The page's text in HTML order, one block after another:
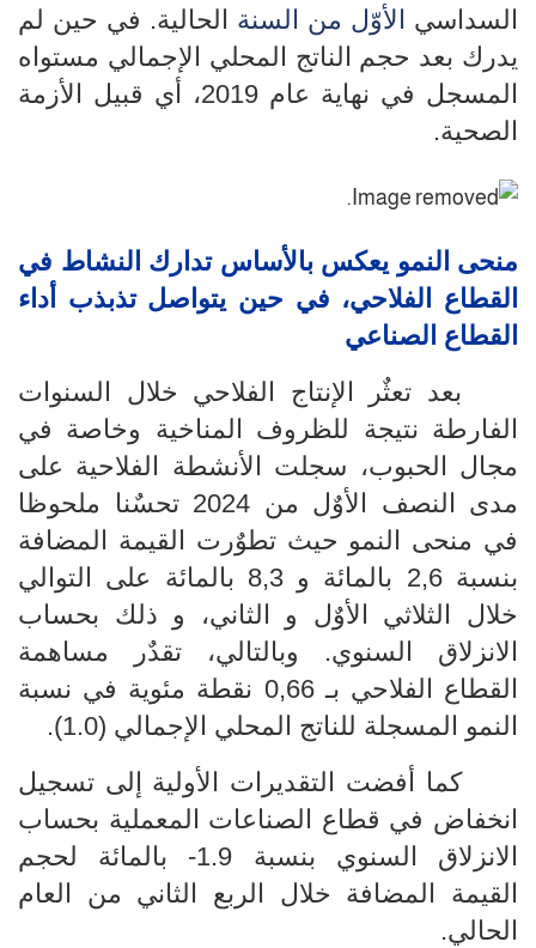
السداسي
الأوّل من السنة الحالية. في حين لم
يدرك بعد حجم الناتج المحلي الإجمالي مستواه
المسجل في نهاية عام 2019، أي قبيل الأزمة
الصحية.
منحى النمو يعكس بالأساس تدارك النشاط في
القطاع الفلاحي، في حين يتواصل تذبذب أداء
القطاع الصناعي
بعد تعثٌر الإنتاج الفلاحي خلال السنوات
الفارطة نتيجة للظروف المناخية وخاصة في
مجال الحبوب، سجلت الأنشطة الفلاحية على
مدى النصف الأوٌل من 2024 تحسٌنا ملحوظا
في منحى النمو حيث تطوٌرت القيمة المضافة
بنسبة 2,6
بالمائة و 8,3
بالمائة على التوالي
خلال الثلاثي الأوٌل و الثاني، و ذلك بحساب
الانزلاق السنوي. وبالتالي، تقدٌر مساهمة
القطاع الفلاحي
بـ 0,66 نقطة مئوية في نسبة
النمو المسجلة للناتج المحلي الإجمالي (1.0).
كما أفضت التقديرات الأولية إلى تسجيل
انخفاض في قطاع الصناعات المعملية بحساب
الانزلاق السنوي بنسبة 1.9- بالمائة لحجم
القيمة المضافة خلال الربع الثاني من العام
الحالي.